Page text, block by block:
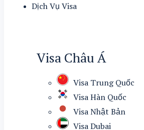
Dịch Vụ Visa
Visa Châu Á
Visa Trung Quốc
Visa Hàn Quốc
Visa Nhật Bản
Visa Dubai